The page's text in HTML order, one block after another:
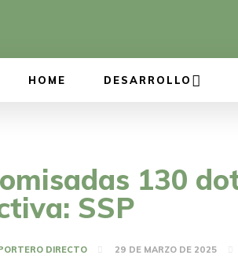
HOME DESARROLLO
130
SSP
DIRECTO 29 DE MARZO DE 2025